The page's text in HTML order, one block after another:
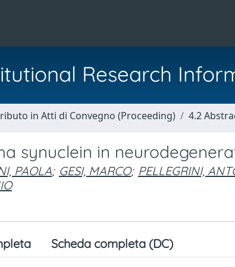
Research
in Atti di Convegno (Proceeding) 4.2
synuclein in
PAOLA; GESI, MARCO; PELLEGRINI,
Scheda completa (DC)